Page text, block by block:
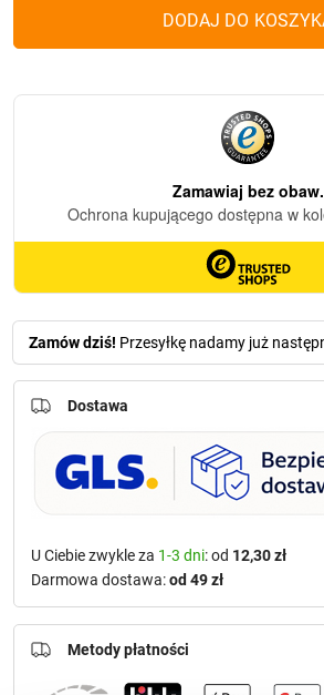
Dostawa
U Ciebie zwykle za 1-3 dni: od 12,30 zł
Darmowa dostawa:od 49 zł
Metody płatności
Zamów dziś! Przesyłkę nadamy już
Srebrny
DODAJ DO